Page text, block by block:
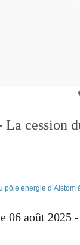
cession
06 août 2025